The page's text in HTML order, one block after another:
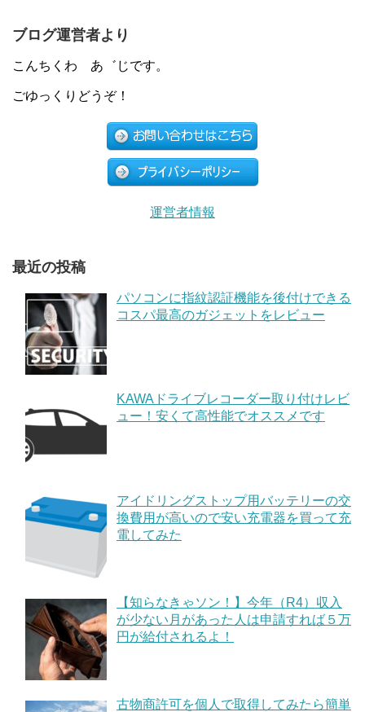
ブログ運営者より
こんちくわ あ゛じです。
ごゆっくりどうぞ！
運営者情報
最近の投稿
パソコンに指紋認証機能を後付けできる
コスパ最高のガジェットをレビュー
KAWAドライブレコーダー取り付けレビ
ュー！安くて高性能でオススメです
アイドリングストップ用バッテリーの交
換費用が高いので安い充電器を買って充
電してみた
【知らなきゃソン！】今年（R4）収入
が少ない月があった人は申請すれば５万
円が給付されるよ！
古物商許可を個人で取得してみたら簡単